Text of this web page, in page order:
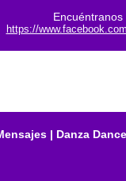
https://
| Danza